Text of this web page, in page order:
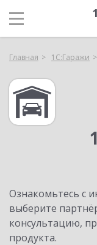
Главная 1С:Гаражи
Ознакомьтесь с
выберите
консультацию,
продукта.